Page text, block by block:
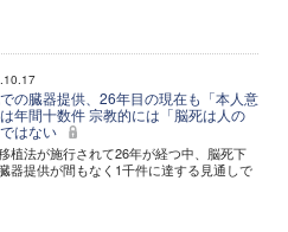
の臓器提供、26年目の現在も「本人意
年間十数件 宗教的には「脳死は人の
はない
植法が施行されて26年が経つ中、脳死下
器提供が間もなく1千件に達する見通しで